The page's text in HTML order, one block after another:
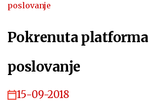
poslovanje
Pokrenuta
poslovanje
15-09-2018